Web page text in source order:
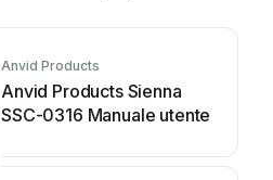
Anvid Products
Anvid Products Sienna
SSC-0316 Manuale utente